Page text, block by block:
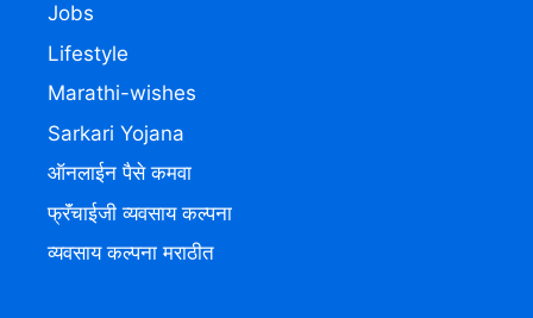
Jobs
Lifestyle
Marathi-wishes
Sarkari Yojana
ऑनलाईन पैसे कमवा
फ्रॅंचाईजी व्यवसाय कल्पना
व्यवसाय कल्पना मराठीत